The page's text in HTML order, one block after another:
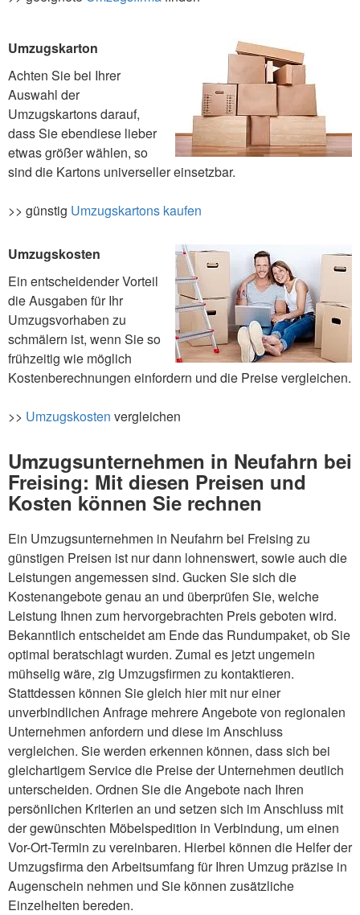
Umzugskarton
Achten Sie bei Ihrer
Auswahl der
Umzugskartons darauf,
dass Sie ebendiese lieber
etwas größer wählen, so
sind die Kartons universeller einsetzbar.
>> günstig Umzugskartons kaufen
Umzugskosten
Ein entscheidender Vorteil
die Ausgaben für Ihr
Umzugsvorhaben zu
schmälern ist, wenn Sie so
frühzeitig wie möglich
Kostenberechnungen einfordern und die Preise vergleichen.
>> Umzugskosten vergleichen
Umzugsunternehmen in Neufahrn bei
Freising: Mit diesen Preisen und
Kosten können Sie rechnen
Ein Umzugsunternehmen in Neufahrn bei Freising zu
günstigen Preisen ist nur dann lohnenswert, sowie auch die
Leistungen angemessen sind. Gucken Sie sich die
Kostenangebote genau an und überprüfen Sie, welche
Leistung Ihnen zum hervorgebrachten Preis geboten wird.
Bekanntlich entscheidet am Ende das Rundumpaket, ob Sie
optimal beratschlagt wurden. Zumal es jetzt ungemein
mühselig wäre, zig Umzugsfirmen zu kontaktieren.
Stattdessen können Sie gleich hier mit nur einer
unverbindlichen Anfrage mehrere Angebote von regionalen
Unternehmen anfordern und diese im Anschluss
vergleichen. Sie werden erkennen können, dass sich bei
gleichartigem Service die Preise der Unternehmen deutlich
unterscheiden. Ordnen Sie die Angebote nach Ihren
persönlichen Kriterien an und setzen sich im Anschluss mit
der gewünschten Möbelspedition in Verbindung, um einen
Vor-Ort-Termin zu vereinbaren. Hierbei können die Helfer der
Umzugsfirma den Arbeitsumfang für Ihren Umzug präzise in
Augenschein nehmen und Sie können zusätzliche
Einzelheiten bereden.